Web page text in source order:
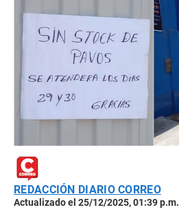
REDACCIÓN DIARIO CORREO
Actualizado el 25/12/2025, 01:39 p.m.